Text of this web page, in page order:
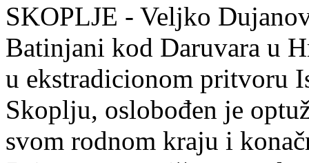
SKOPLJE - Veljko
Batinjani kod Daruvara u
u ekstradicionom pritvoru
Skoplju, oslobođen je
svom rodnom kraju i